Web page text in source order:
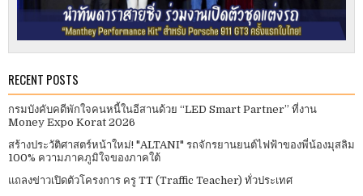
RECENT POSTS
กรมบังคับคดีพักใจคนหนี้ในอีสานด้วย “LED Smart Partner” ที่งาน
Money Expo Korat 2026
สร้างประวัติศาสตร์หน้าใหม่! "ALTANI" รถจักรยานยนต์ไฟฟ้าของพี่น้องมุสลิม
100% ความภาคภูมิใจของภาคใต้
แถลงข่าวเปิดตัวโครงการ ครู TT (Traffic Teacher) ทั่วประเทศ​